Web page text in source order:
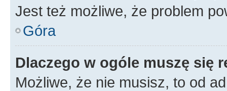
Jest też możliwe, że problem
Góra
Dlaczego w ogóle muszę się
Możliwe, że nie musisz, to od